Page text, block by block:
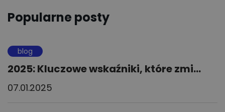
Popularne posty
blog
2025: Kluczowe wskaźniki, które zmi...
07.01.2025